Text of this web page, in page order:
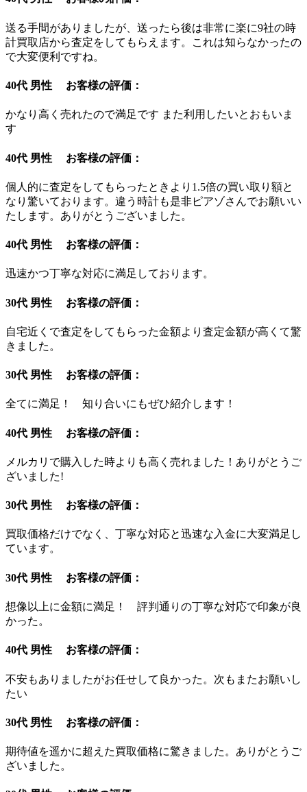
送る手間がありましたが、送ったら後は非常に楽に9社の時
計買取店から査定をしてもらえます。これは知らなかったの
で大変便利ですね。
40代 男性 お客様の評価：
かなり高く売れたので満足です また利用したいとおもいま
す
40代 男性 お客様の評価：
個人的に査定をしてもらったときより1.5倍の買い取り額と
なり驚いております。違う時計も是非ピアゾさんでお願いい
たします。ありがとうございました。
40代 男性 お客様の評価：
迅速かつ丁寧な対応に満足しております。
30代 男性 お客様の評価：
自宅近くで査定をしてもらった金額より査定金額が高くて驚
きました。
30代 男性 お客様の評価：
全てに満足！ 知り合いにもぜひ紹介します！
40代 男性 お客様の評価：
メルカリで購入した時よりも高く売れました！ありがとうご
ざいました!
30代 男性 お客様の評価：
買取価格だけでなく、丁寧な対応と迅速な入金に大変満足し
ています。
30代 男性 お客様の評価：
想像以上に金額に満足！ 評判通りの丁寧な対応で印象が良
かった。
40代 男性 お客様の評価：
不安もありましたがお任せして良かった。次もまたお願いし
たい
30代 男性 お客様の評価：
期待値を遥かに超えた買取価格に驚きました。ありがとうご
ざいました。